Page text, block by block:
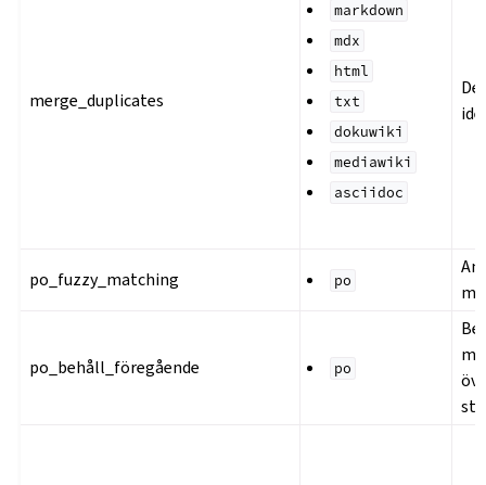
merge_duplicates
markdown
mdx
html
txt
dokuwiki
mediawiki
asciidoc
po_fuzzy_matching po
po_behåll_föregående po